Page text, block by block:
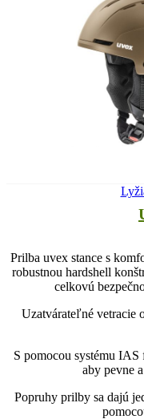
Prilba uvex stance s
robustnou hardshell
celkovú
Uzatvárateľné vetracie
S pomocou systému
aby pevne
Popruhy prilby sa dajú